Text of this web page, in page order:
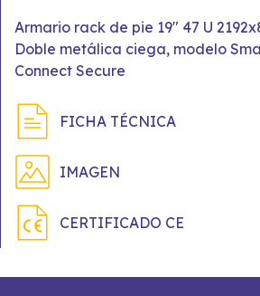
Armario rack de pie 19" 47 U
Doble metálica ciega, modelo
Connect Secure
FICHA TÉCNICA
IMAGEN
CERTIFICADO CE